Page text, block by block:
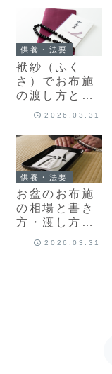
供養・法要
袱紗（ふく
さ）でお布施
の渡し方と言
葉｜包み方か
寧に解説
2026.03.31
供養・法要
お盆のお布施
の相場と書き
方・渡し方を
2026.03.31